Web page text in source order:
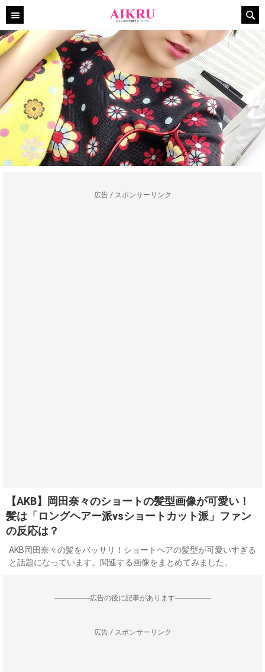
広告 / スポンサーリンク
【AKB】岡田奈々のショートの髪型画像が可愛い！
髪は「ロングヘアー派vsショートカット派」ファン
の反応は？
AKB岡田奈々の髪をバッサリ！ショートヘアの髪型が可愛いすぎる
と話題になっています。関連する画像をまとめてみました。
--------------------広告の後に記事があります--------------------
広告 / スポンサーリンク